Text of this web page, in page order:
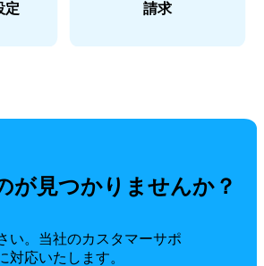
定 請求
が見つかりませんか？
い。当社のカスタマーサポ
対応いたします。